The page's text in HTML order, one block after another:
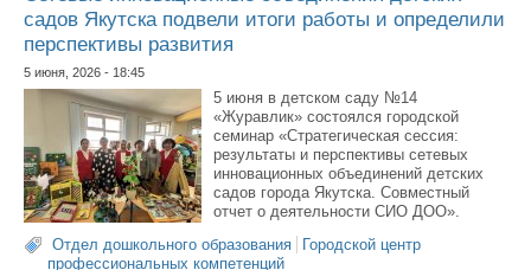
садов Якутска подвели итоги работы и определили
перспективы развития
5 июня, 2026 - 18:45
5 июня в детском саду №14
«Журавлик» состоялся городской
семинар «Стратегическая сессия:
результаты и перспективы сетевых
инновационных объединений детских
садов города Якутска. Совместный
отчет о деятельности СИО ДОО».
Отдел дошкольного образования
Городской центр
профессиональных компетенций